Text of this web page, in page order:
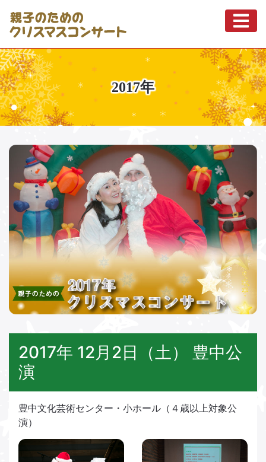
2017年
2017年 12月2日（土） 豊中公
演
豊中文化芸術センター・小ホール（４歳以上対象公
演）